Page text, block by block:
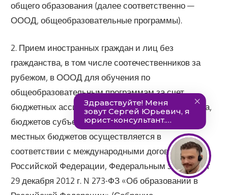
общего образования (далее соответственно —
ОООД, общеобразовательные программы).
2. Прием иностранных граждан и лиц без
гражданства, в том числе соотечественников за
рубежом, в ОООД для обучения по
общеобразовательным программам за счет
бюджетных ассигнований федерального бюджета,
бюджетов субъектов Российской Федерации и
местных бюджетов осуществляется в
соответствии с международными договорами
Российской Федерации, Федеральным законом от
29 декабря 2012 г. N 273-ФЗ «Об образовании в